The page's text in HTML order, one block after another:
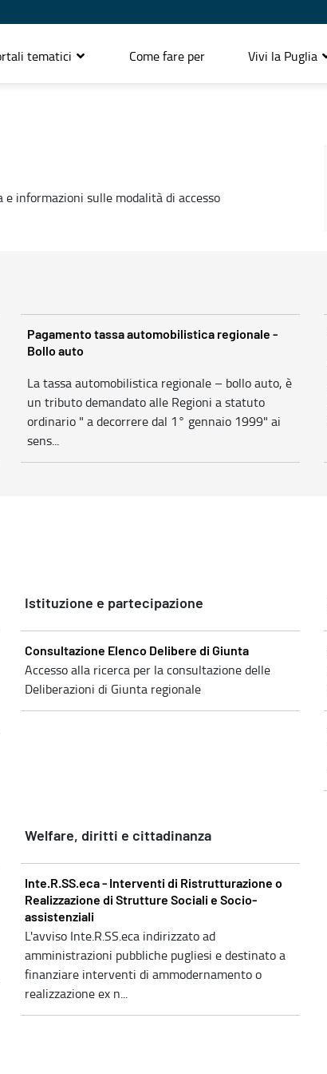
tematici Come fare per Vivi la Puglia
informazioni sulle modalità di accesso
Pagamento tassa automobilistica regionale -
Bollo auto
La tassa automobilistica regionale – bollo auto, è
un tributo demandato alle Regioni a statuto
ordinario " a decorrere dal 1° gennaio 1999" ai
sens...
Istituzione e partecipazione
Consultazione Elenco Delibere di Giunta
Accesso alla ricerca per la consultazione delle
Deliberazioni di Giunta regionale
Welfare, diritti e cittadinanza
Inte.R.SS.eca - Interventi di Ristrutturazione o
Realizzazione di Strutture Sociali e Socio-
assistenziali
L'avviso Inte.R.SS.eca indirizzato ad
amministrazioni pubbliche pugliesi e destinato a
finanziare interventi di ammodernamento o
realizzazione ex n...